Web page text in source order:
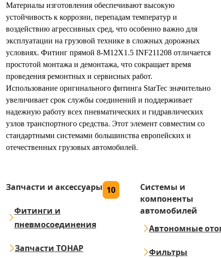
Материалы изготовления обеспечивают высокую
устойчивость к коррозии, перепадам температур и
воздействию агрессивных сред, что особенно важно для
эксплуатации на грузовой технике в сложных дорожных
условиях. Фитинг прямой 8-M12X1.5 INF211208 отличается
простотой монтажа и демонтажа, что сокращает время
проведения ремонтных и сервисных работ.
Использование оригинального фитинга StarTec значительно
увеличивает срок службы соединений и поддерживает
надежную работу всех пневматических и гидравлических
узлов транспортного средства. Этот элемент совместим со
стандартными системами большинства европейских и
отечественных грузовых автомобилей.
Запчасти и аксессуары 10
Фитинги и
пневмосоединения
Запчасти ТОНАР
Системы и
компоненты
автомобилей
Автономные
Фильтры